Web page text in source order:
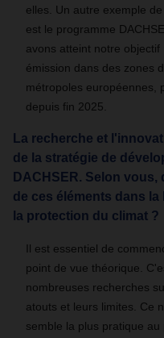
elles. Un autre exemple
est le programme
avons atteint notre
émission dans des zones
métropoles européennes,
depuis fin 2025.
La recherche et
de la stratégie de
DACHSER. Selon
de ces éléments dans
la protection du climat ?
Il est essentiel de
point de vue théorique.
nombreuses recherches
atouts et leurs limites. Ce
semble la plus pratique